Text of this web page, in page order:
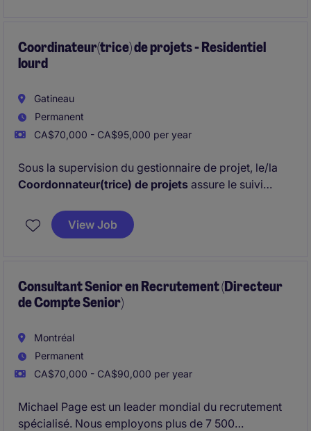
renforcer son équipe et soutenir ses activités.
Coordinateur(trice) de projets - Residentiel
lourd
Gatineau
Permanent
CA$70,000 - CA$95,000 per year
Sous la supervision du gestionnaire de projet, le/la
Coordonnateur(trice) de projets assure le suivi
construction. Il/elle contribue activement à la réussite
des projets en veillant au respect des échéanciers,
les sous-traitants.
View Job
Consultant Senior en Recrutement (Directeur
de Compte Senior)
Montréal
Permanent
CA$70,000 - CA$90,000 per year
Michael Page est un leader mondial du recrutement
spécialisé. Nous employons plus de 7 500